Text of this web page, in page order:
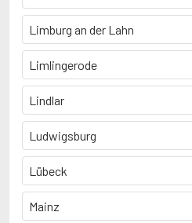
Limburg an der Lahn
Limlingerode
Lindlar
Ludwigsburg
Lübeck
Mainz